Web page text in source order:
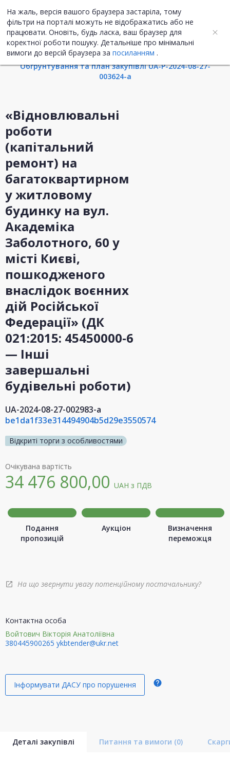
На жаль, версія вашого браузера застаріла, тому
фільтри на порталі можуть не відображатись або не
працювати. Оновіть, будь ласка, ваш браузер для
коректної роботи пошуку. Детальніше про мінімальні
вимоги до версій браузера за посиланням .
UA ENG
Інформація про закупівлю
Обгрунтування та план закупівлі UA-P-2024-08-27-
003624-a
«Відновлювальні
роботи
(капітальний
ремонт) на
багатоквартирном
у житловому
будинку на вул.
Академіка
Заболотного, 60 у
місті Києві,
пошкодженого
внаслідок воєнних
дій Російської
Федерації» (ДК
021:2015: 45450000-6
— Інші
завершальні
будівельні роботи)
UA-2024-08-27-002983-a
be1da1f33e314494904b5d29e3550574
Відкриті торги з особливостями
Очікувана вартість
34 476 800,00 UAH з ПДВ
Подання
пропозицій
Аукціон
Визначення
переможця
open_in_new На що звернути увагу потенційному постачальнику?
Контактна особа
Войтович Вікторія Анатоліївна
380445900265 ykbtender@ukr.net
Інформувати ДАСУ про порушення help
Деталі закупівлі Питання та вимоги (0)